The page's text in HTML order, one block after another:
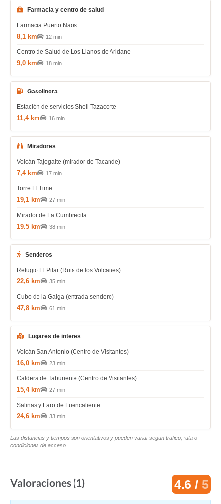
Farmacia y centro de salud
Farmacia Puerto Naos
8,1 km 12 min
Centro de Salud de Los Llanos de Aridane
9,0 km 18 min
Gasolinera
Estación de servicios Shell Tazacorte
11,4 km 16 min
Miradores
Volcán Tajogaite (mirador de Tacande)
7,4 km 17 min
Torre El Time
19,1 km 27 min
Mirador de La Cumbrecita
19,5 km 38 min
Senderos
Refugio El Pilar (Ruta de los Volcanes)
22,6 km 35 min
Cubo de la Galga (entrada sendero)
47,8 km 61 min
Lugares de interes
Volcán San Antonio (Centro de Visitantes)
16,0 km 23 min
Caldera de Taburiente (Centro de Visitantes)
15,4 km 27 min
Salinas y Faro de Fuencaliente
24,6 km 33 min
Las distancias y tiempos son orientativos y pueden variar segun trafico, ruta o
condiciones de acceso.
Valoraciones (1) 4.6 / 5